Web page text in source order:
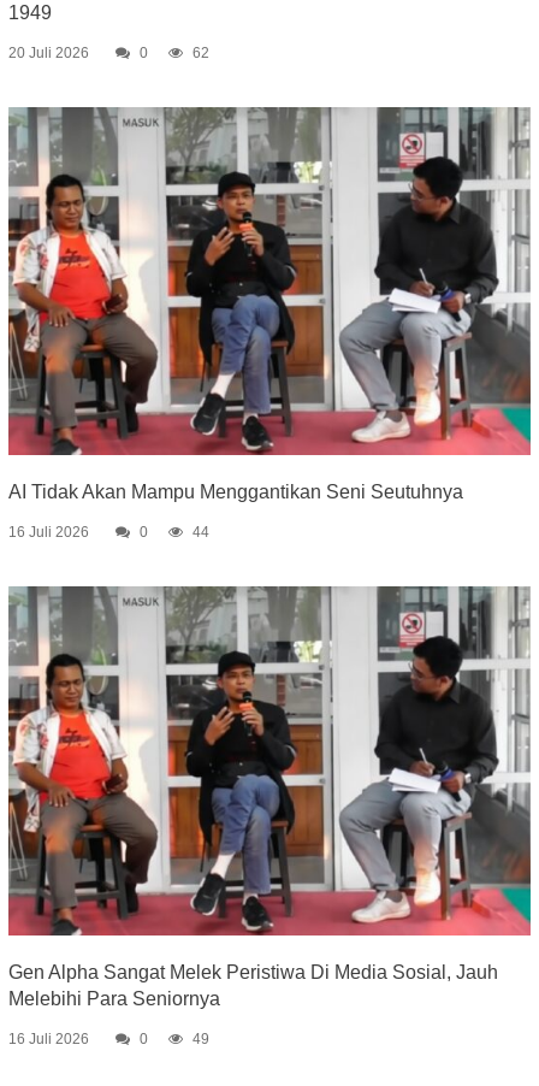
1949
20 Juli 2026 0 62
AI Tidak Akan Mampu Menggantikan Seni Seutuhnya
16 Juli 2026 0 44
Gen Alpha Sangat Melek Peristiwa Di Media Sosial, Jauh
Melebihi Para Seniornya
16 Juli 2026 0 49